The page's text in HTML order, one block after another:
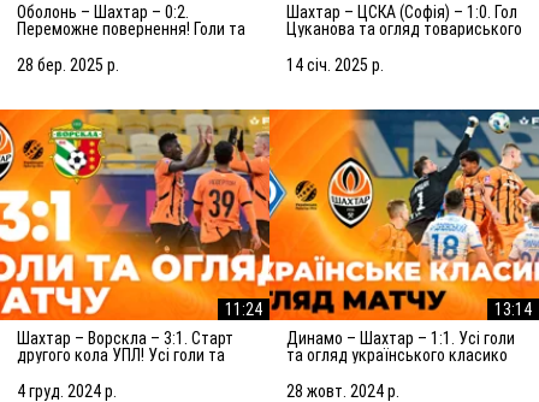
Оболонь – Шахтар – 0:2.
Переможне повернення! Голи та
28 бер. 2025 р.
Шахтар – ЦСКА (Софія) – 1:0. Гол
Цуканова та огляд товариського
14 січ. 2025 р.
11:24
Шахтар – Ворскла – 3:1. Старт
другого кола УПЛ! Усі голи та
4 груд. 2024 р.
13:14
Динамо – Шахтар – 1:1. Усі голи
та огляд українського класико
28 жовт. 2024 р.